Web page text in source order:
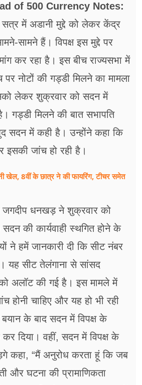
of 500 Currency Notes:
में अडानी मुद्दे को लेकर केंद्र
सामने हैं। विपक्ष इस मुद्दे पर
कर रहा है। इस बीच राज्यसभा में
नोटों की गड्डी मिलने का मामला
लेकर शुक्रवार को सदन में
गड्डी मिलने की बात सभापति
सदन में कही है। उन्होंने कहा कि
इसकी जांच हो रही है।
8वीं के छात्र ने की फायरिंग, टीचर समेत
जगदीप धनखड़ ने शुक्रवार को
की कार्यवाही स्थगित होने के
ने हमें जानकारी दी कि सीट नंबर
यह सीट तेलंगाना से सांसद
अलॉट की गई है। इस मामले में
होनी चाहिए और यह हो भी रही
के बाद सदन में विपक्ष के
दिया। वहीं, सदन में विपक्ष के
कहा, “मैं अनुरोध करता हूं कि जब
और घटना की प्रामाणिकता